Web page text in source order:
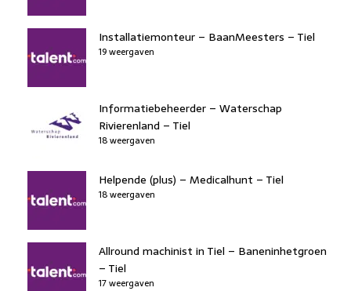
Installatiemonteur – BaanMeesters – Tiel
19 weergaven
Informatiebeheerder – Waterschap
Rivierenland – Tiel
18 weergaven
Helpende (plus) – Medicalhunt – Tiel
18 weergaven
Allround machinist in Tiel – Baneninhetgroen
– Tiel
17 weergaven